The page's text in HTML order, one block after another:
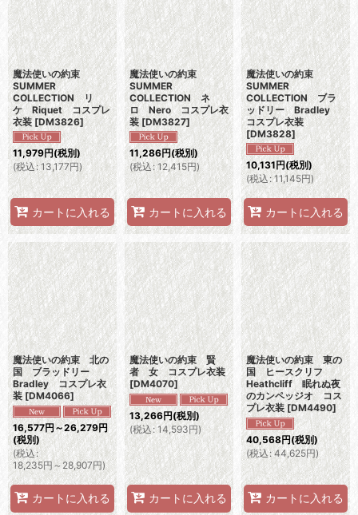
魔法使いの約束
SUMMER
COLLECTION リ
ケ Riquet コスプレ
衣装 [DM3826]
11,979円(税別)
(税込: 13,177円)
カートに入れる
魔法使いの約束
SUMMER
COLLECTION ネ
ロ Nero コスプレ衣
装 [DM3827]
11,286円(税別)
(税込: 12,415円)
カートに入れる
魔法使いの約束
SUMMER
COLLECTION ブラ
ッドリー Bradley
コスプレ衣装
[DM3828]
10,131円(税別)
(税込: 11,145円)
カートに入れる
魔法使いの約束 北の
国 ブラッドリー
Bradley コスプレ衣
装 [DM4066]
16,577円～26,279円
(税別)
(税込:
18,235円～28,907円)
カートに入れる
魔法使いの約束 賢
者 女 コスプレ衣装
[DM4070]
13,266円(税別)
(税込 : 14,593円)
カートに入れる
魔法使いの約束 東の
国 ヒースクリフ
Heathcliff 眠れぬ夜
のカンペッジオ コス
プレ衣装 [DM4490]
40,568円(税別)
(税込: 44,625円)
カートに入れる